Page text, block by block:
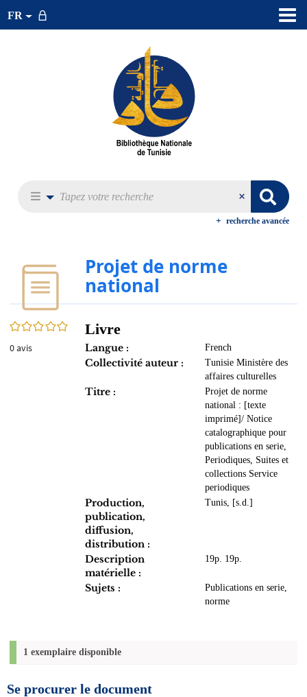
FR
recherche avancée
0/5
0avis
Projet de norme
national
Livre
Langue : French
Collectivité auteur :
Tunisie Ministère des
affaires culturelles
Titre :
Projet de norme
national : [texte
imprimé]/ Notice
catalographique pour
publications en serie,
Periodiques, Suites et
collections Service
periodiques
Production,
publication,
diffusion,
distribution :
Tunis, [s.d.]
Description
matérielle :
19p. 19p.
Sujets :
Publications en serie,
norme
1 exemplaire disponible
Se procurer le document